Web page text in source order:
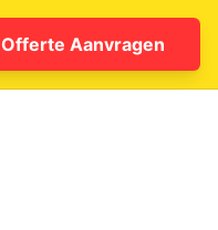
Offerte Aanvragen